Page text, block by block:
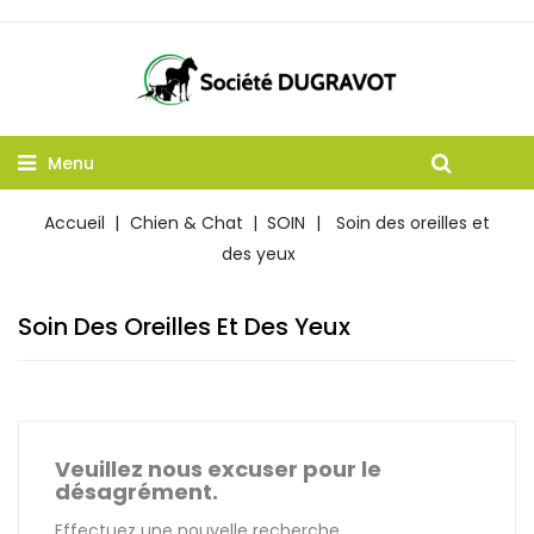
Menu
Accueil Chien & Chat SOIN
Soin des oreilles et
des yeux
Soin Des Oreilles Et Des Yeux
Veuillez nous excuser pour le
désagrément.